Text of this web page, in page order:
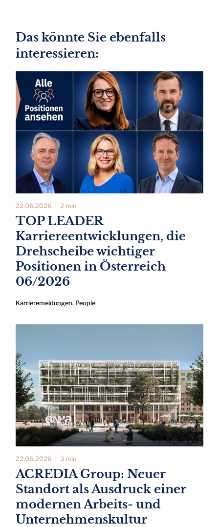
Das könnte Sie ebenfalls
interessieren:
22.06.2026 2 min
TOP LEADER
Karriereentwicklungen, die
Drehscheibe wichtiger
Positionen in Österreich
06/2026
Karrieremeldungen, People
22.06.2026 3 min
ACREDIA Group: Neuer
Standort als Ausdruck einer
modernen Arbeits- und
Unternehmenskultur